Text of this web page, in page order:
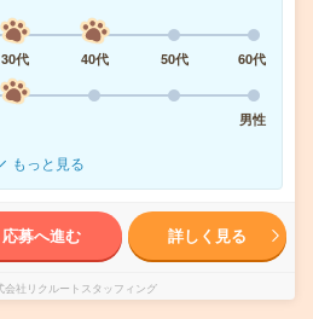
30代 40代 50代
60代
男性
もっと見る
応募へ進む 詳しく見る
会社リクルートスタッフィング